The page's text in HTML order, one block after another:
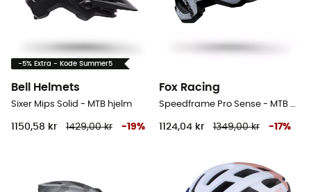
-5% Extra - Kode Summer5
Bell Helmets
Sixer Mips Solid - MTB hjelm
1150,58 kr 1429,00 kr -19%
Fox Racing
Speedframe Pro Sense - MTB hjelm
1124,04 kr 1349,00 kr -17%